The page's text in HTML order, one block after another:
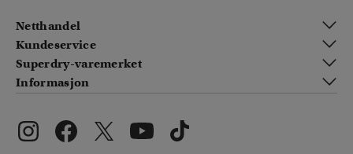
Netthandel
Kundeservice
Superdry-varemerket
Informasjon